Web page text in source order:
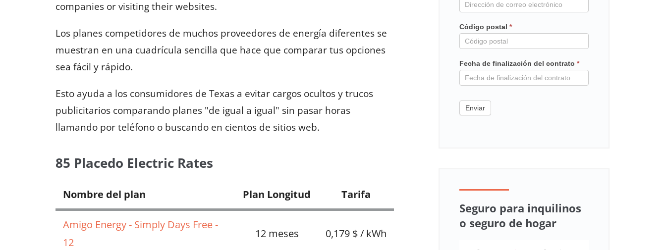
companies or visiting their websites.
Los planes competidores de muchos proveedores de energía diferentes se
muestran en una cuadrícula sencilla que hace que comparar tus opciones
sea fácil y rápido.
Esto ayuda a los consumidores de Texas a evitar cargos ocultos y trucos
publicitarios comparando planes "de igual a igual" sin pasar horas
llamando por teléfono o buscando en cientos de sitios web.
85 Placedo Electric Rates
Nombre del plan Plan Longitud Tarifa
Amigo Energy - Simply Days Free -
12
12 meses 0,179 $ / kWh
contrato
Código postal *
Fecha de finalización del contrato *
Enviar
Seguro para inquilinos
o seguro de hogar